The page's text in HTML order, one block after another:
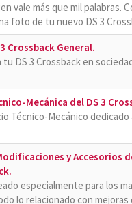
vale más que mil palabras.
foto de tu nuevo DS 3
Crossback General.
DS 3 Crossback en
Mecánica del DS 3
Técnico-Mecánico dedicado
y Accesorios
especialmente para los
lo relacionado con mejoras